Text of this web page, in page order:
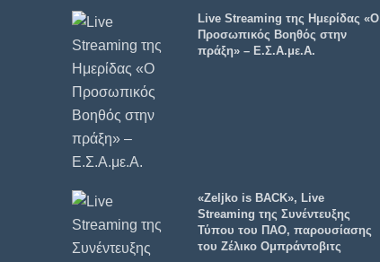
Live Streaming της Ημερίδας «Ο
Προσωπικός Βοηθός στην
πράξη» – Ε.Σ.Α.με.Α.
«Zeljko is BACK», Live
Streaming της Συνέντευξης
Τύπου του ΠΑΟ, παρουσίασης
του Ζέλικο Ομπράντοβιτς